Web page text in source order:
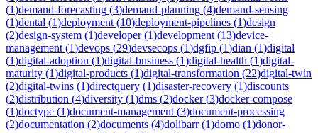
(1)demand-forecasting (3)demand-planning (4)demand-sensing
(1)dental (1)deployment (10)deployment-pipelines (1)design
(2)design-system (1)developer(1)development (13)device-
management (1)devops (29)devsecops (1)dgfip (1)dian (1)digital
(1)digital-adoption (1)digital-business (1)digital-health (1)digital-
maturity (1)digital-products (1)digital-transformation (22)digital-twin
(2)digital-twins (1)directquery (1)disaster-recovery (1)discounts
(2)distribution (4)diversity (1)dms (2)docker(3)docker-compose
(1)doctype (1)document-management (3)document-processing
(2)documentation (2)documents (4)dolibarr(1)domo (1)donor-